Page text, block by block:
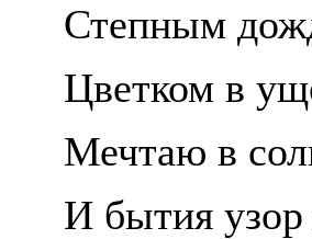
Степным
Цветком в
Мечтаю в
И бытия узор